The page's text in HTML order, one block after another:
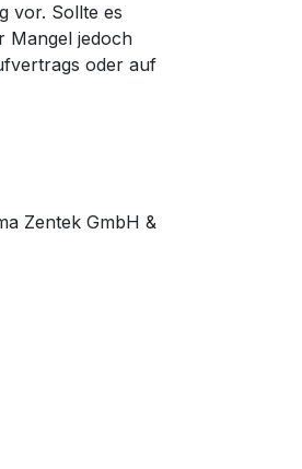
vor. Sollte es
Mangel jedoch
oder auf
Zentek GmbH &